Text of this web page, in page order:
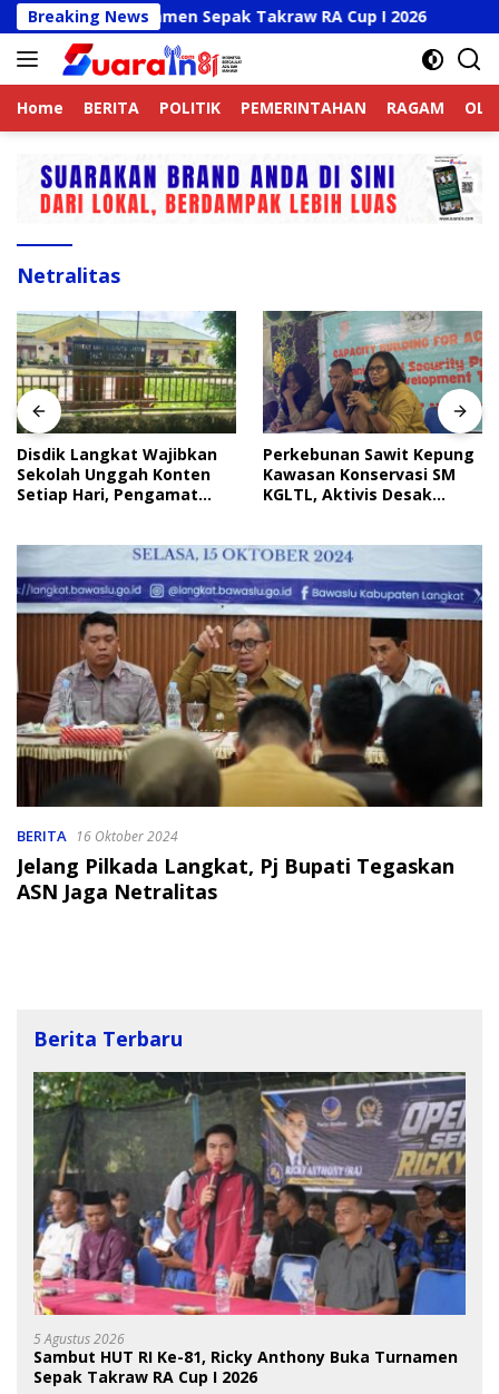
Langsung
ke
konten
Breaking News
Turnamen Sepak Takraw RA Cup I 2026
Home BERITA POLITIK PEMERINTAHAN RAGAM
Netralitas
Disdik Langkat Wajibkan
Sekolah Unggah Konten
Setiap Hari, Pengamat
Perkebunan Sawit Kepung
Kawasan Konservasi SM
KGLTL, Aktivis Desak
BERITA 16 Oktober 2024
Jelang Pilkada Langkat, Pj Bupati Tegaskan
ASN Jaga Netralitas
Berita Terbaru
5 Agustus 2026
Sambut HUT RI Ke-81, Ricky Anthony Buka Turnamen
Sepak Takraw RA Cup I 2026